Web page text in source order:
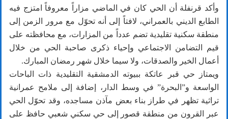
وأكد قرنفلة أن الحي كان في الماضي مزاراً معروفاً امتزج فيه
الطابع الديني بالعمراني، لافتاً إلى أنه تحوّل مع مرور الزمن إلى
منطقة سكنية تقليدية تضم عدداً من المزارات، مع محافظته على
قيم التضامن الاجتماعي وإحياء ذكرى صاحبة الحي من خلال
أعمال الخير والصدقات، ولا سيما خلال شهر رمضان المبارك.
ويمتاز حي قبر عاتكة ببيوته الدمشقية التقليدية ذات الباحات
الواسعة و”البحرة” في وسط الدار، إضافة إلى ملامح عمرانية
تراثية تظهر في طراز بناء بعض مآذن مساجده، وقد تحوّل الحي
عبر القرون من منطقة قصور إلى حي سكني شعبي حافظ على